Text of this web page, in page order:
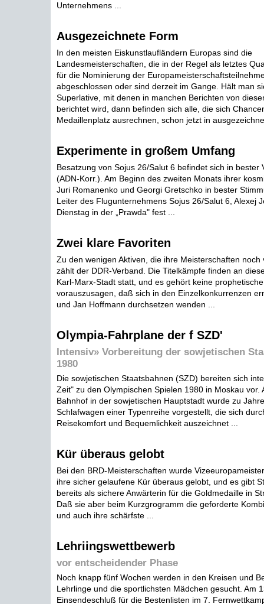
Unternehmens ...
Ausgezeichnete Form
In den meisten Eiskunstlaufländern Europas sind die
Landesmeisterschaften, die in der Regel als letztes
für die Nominierung der
abgeschlossen oder sind derzeit im Gange. Hält man
Superlative, mit denen in manchen Berichten von
berichtet wird, dann befinden sich alle, die sich
Medaillenplatz ausrechnen, schon jetzt in
Experimente in großem Umfang
Besatzung von Sojus 26/Salut 6 befindet sich in bester
(ADN-Korr.). Am Beginn des zweiten Monats ihrer
Juri Romanenko und Georgi Gretschko in bester
Leiter des Flugunternehmens Sojus 26/Salut 6, Alexej
Dienstag in der „Prawda" fest ...
Zwei klare Favoriten
Zu den wenigen Aktiven, die ihre Meisterschaften noch
zählt der DDR-Verband. Die Titelkämpfe finden an
Karl-Marx-Stadt statt, und es gehört keine
vorauszusagen, daß sich in den Einzelkonkurrenzen
und Jan Hoffmann durchsetzen wenden ...
Olympia-Fahrplane der f SZD'
Intensiv» Vorbereitung der sowjetischen
1980
Die sowjetischen Staatsbahnen (SZD) bereiten sich
Zeit" zu den Olympischen Spielen 1980 in Moskau vor.
Bahnhof in der sowjetischen Hauptstadt wurde zu
Schlafwagen einer Typenreihe vorgestellt, die sich
Reisekomfort und Bequemlichkeit auszeichnet ...
Kür überaus gelobt
Bei den BRD-Meisterschaften wurde
ihre sicher gelaufene Kür überaus gelobt, und es gibt
bereits als sichere Anwärterin für die Goldmedaille in
Daß sie aber beim Kurzgrogramm die geforderte
und auch ihre schärfste ...
Lehriingswettbewerb
vor entscheidender Phase
Noch knapp fünf Wochen werden in den Kreisen und
Lehrlinge und die sportlichsten Mädchen gesucht. Am
Einsendeschluß für die Bestenlisten im 7.